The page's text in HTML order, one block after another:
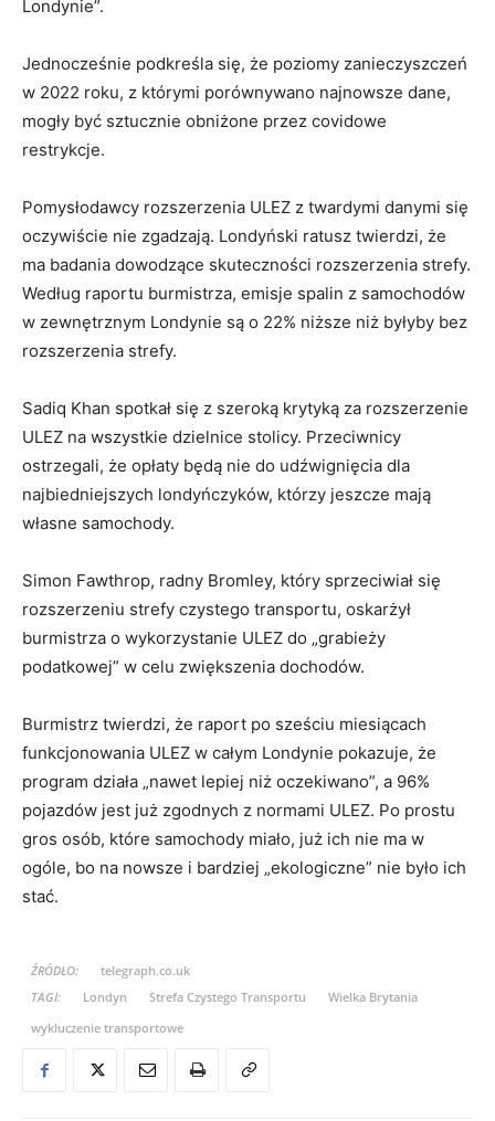
Londynie”.
Jednocześnie podkreśla się, że poziomy zanieczyszczeń
w 2022 roku, z którymi porównywano najnowsze dane,
mogły być sztucznie obniżone przez covidowe
restrykcje.
Pomysłodawcy rozszerzenia ULEZ z twardymi danymi się
oczywiście nie zgadzają. Londyński ratusz twierdzi, że
ma badania dowodzące skuteczności rozszerzenia strefy.
Według raportu burmistrza, emisje spalin z samochodów
w zewnętrznym Londynie są o 22% niższe niż byłyby bez
rozszerzenia strefy.
Sadiq Khan spotkał się z szeroką krytyką za rozszerzenie
ULEZ na wszystkie dzielnice stolicy. Przeciwnicy
ostrzegali, że opłaty będą nie do udźwignięcia dla
najbiedniejszych londyńczyków, którzy jeszcze mają
własne samochody.
Simon Fawthrop, radny Bromley, który sprzeciwiał się
rozszerzeniu strefy czystego transportu, oskarżył
burmistrza o wykorzystanie ULEZ do „grabieży
podatkowej” w celu zwiększenia dochodów.
Burmistrz twierdzi, że raport po sześciu miesiącach
funkcjonowania ULEZ w całym Londynie pokazuje, że
program działa „nawet lepiej niż oczekiwano”, a 96%
pojazdów jest już zgodnych z normami ULEZ. Po prostu
gros osób, które samochody miało, już ich nie ma w
ogóle, bo na nowsze i bardziej „ekologiczne” nie było ich
stać.
ŹRÓDŁO:
telegraph.co.uk
TAGI:
Londyn Strefa Czystego Transportu
Wielka Brytania
wykluczenie transportowe